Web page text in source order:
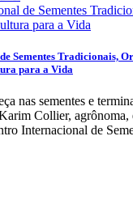
Sementes Tradicionais,
para a Vida
nas sementes e
Collier, agrônoma,
Internacional de